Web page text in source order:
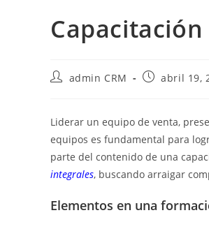
admin CRM abril 19,
Liderar un equipo de venta,
equipos es fundamental para
parte del contenido de una
integrales, buscando arraigar
Elementos en una